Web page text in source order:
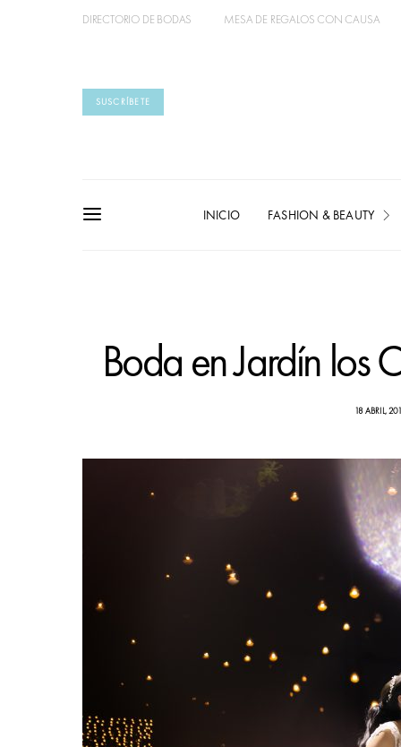
DIRECTORIO DE BODAS MESA DE REGALOS CON CAUSA
SUSCRÍBETE
INICIO FASHION & BEAUTY
Boda en Jardín los
18 ABRIL,